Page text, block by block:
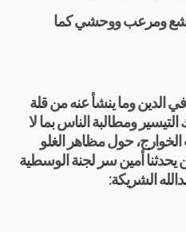
بشع ومرعب ووحشي كما
الدين وما ينشأ عنه من قلة
ومطالبة الناس بما لا
حول مظاهر الغلو
يحدثنا أمين سر لجنة الوسطية
الشريكة: